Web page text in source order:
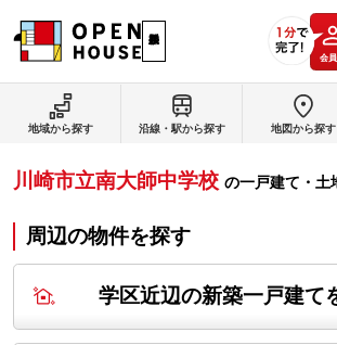
会
地域から探す 沿線・駅から探す 地図から探す
川崎市立南大師中学校 の一戸建て・土
周辺の物件を探す
学区近辺の新築一戸建て